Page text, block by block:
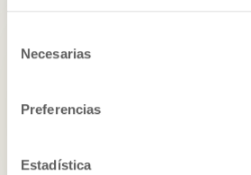
Necesarias
Preferencias
Estadística
Fes que la teva següent
Marketing estigui liderada per
Empresa